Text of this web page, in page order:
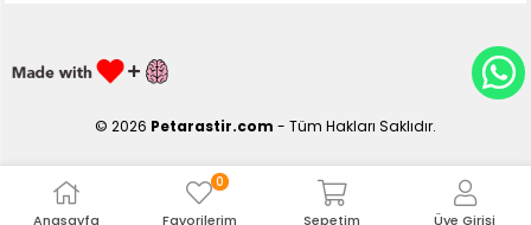
© 2026 Petarastir.com - Tüm Hakları Saklıdır.
Anasayfa Favorilerim
0
Sepetim Üye Girişi